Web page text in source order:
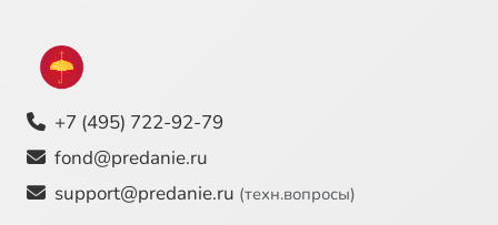
+7 (495) 722-92-79
fond@predanie.ru
support@predanie.ru (техн.вопросы)